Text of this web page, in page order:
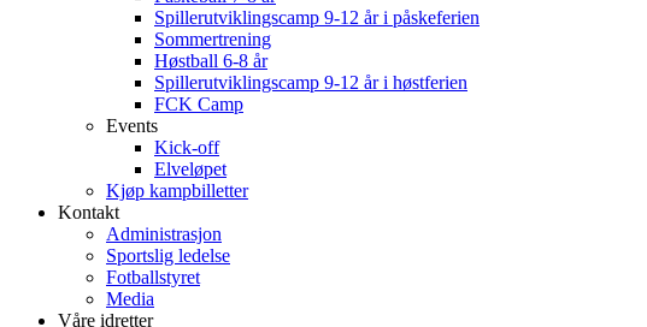
Spillerutviklingscamp 9-12 år i påskeferien
Sommertrening
Høstball 6-8 år
Spillerutviklingscamp 9-12 år i høstferien
FCK Camp
Events
Kick-off
Elveløpet
Kjøp kampbilletter
Kontakt
Administrasjon
Sportslig ledelse
Fotballstyret
Media
Våre idretter